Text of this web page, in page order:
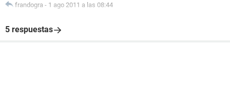
frandogra - 1 ago 2011 a las 08:44
5 respuestas